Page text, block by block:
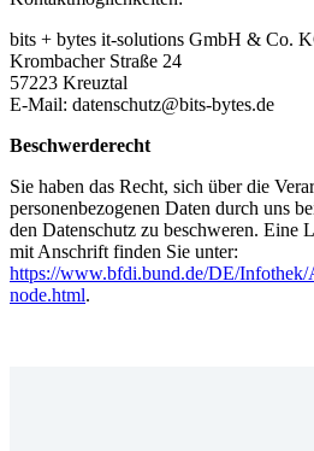
bits + bytes it-solutions GmbH & Co.
Krombacher Straße 24
57223 Kreuztal
E-Mail: datenschutz@bits-bytes.de
Beschwerderecht
Sie haben das Recht, sich über die
personenbezogenen Daten durch uns
den Datenschutz zu beschweren. Eine
mit Anschrift finden Sie unter:
https://www.bfdi.bund.de/DE/
node.html.